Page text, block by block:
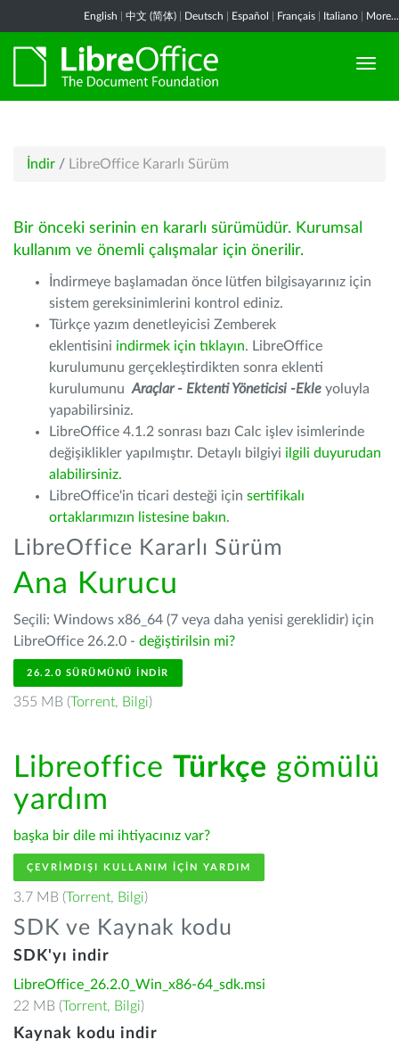
English 中文 (简体) Deutsch Español Français Italiano More...
İndir / LibreOffice Kararlı Sürüm
Bir önceki serinin en kararlı sürümüdür. Kurumsal
kullanım ve önemli çalışmalar için önerilir.
İndirmeye başlamadan önce lütfen bilgisayarınız için
sistem gereksinimlerini kontrol ediniz.
Türkçe yazım denetleyicisi Zemberek
eklentisini indirmek için tıklayın. LibreOffice
kurulumunu gerçekleştirdikten sonra eklenti
kurulumunu Araçlar - Ektenti Yöneticisi -Ekle yoluyla
yapabilirsiniz.
LibreOffice 4.1.2 sonrası bazı Calc işlev isimlerinde
değişiklikler yapılmıştır. Detaylı bilgiyi ilgili duyurudan
alabilirsiniz.
LibreOffice'in ticari desteği için sertifikalı
ortaklarımızın listesine bakın.
LibreOffice Kararlı Sürüm
Ana Kurucu
Seçili: Windows x86_64 (7 veya daha yenisi gereklidir) için
LibreOffice 26.2.0 - değiştirilsin mi?
26.2.0 SÜRÜMÜNÜ İNDIR
355 MB (Torrent, Bilgi)
Libreoffice Türkçe gömülü
yardım
başka bir dile mi ihtiyacınız var?
ÇEVRIMDIŞI KULLANIM IÇIN YARDIM
3.7 MB (Torrent, Bilgi)
SDK ve Kaynak kodu
SDK'yı indir
LibreOffice_26.2.0_Win_x86-64_sdk.msi
22 MB (Torrent, Bilgi)
Kaynak kodu indir